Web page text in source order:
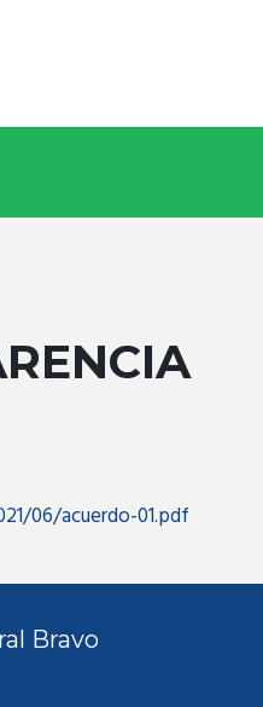
06/acuerdo-01.pdf
Bravo